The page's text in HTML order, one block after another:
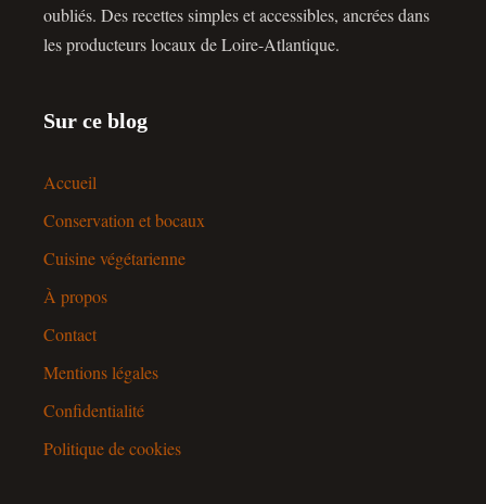
oubliés. Des recettes simples et accessibles, ancrées dans
les producteurs locaux de Loire-Atlantique.
Sur ce blog
Accueil
Conservation et bocaux
Cuisine végétarienne
À propos
Contact
Mentions légales
Confidentialité
Politique de cookies